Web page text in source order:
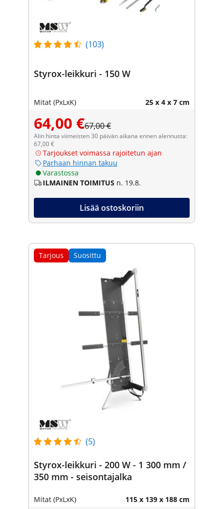
(103)
Styrox-leikkuri - 150 W
Mitat (PxLxK) 25 x 4 x 7 cm
64,00 €67,00 €
Alin hinta viimeisten 30 päivän aikana ennen alennusta:
67,00 €
Tarjoukset voimassa rajoitetun ajan
Parhaan hinnan takuu
Varastossa
ILMAINEN TOIMITUS n. 19.8.
Lisää ostoskoriin
Tarjous Suosittu
(5)
Styrox-leikkuri - 200 W - 1 300 mm /
350 mm - seisontajalka
Mitat (PxLxK) 115 x 139 x 188 cm